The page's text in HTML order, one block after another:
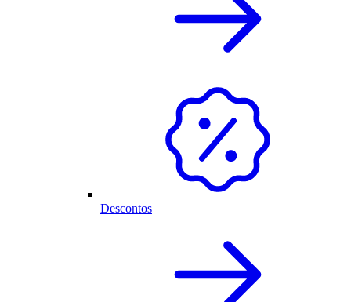
Descontos